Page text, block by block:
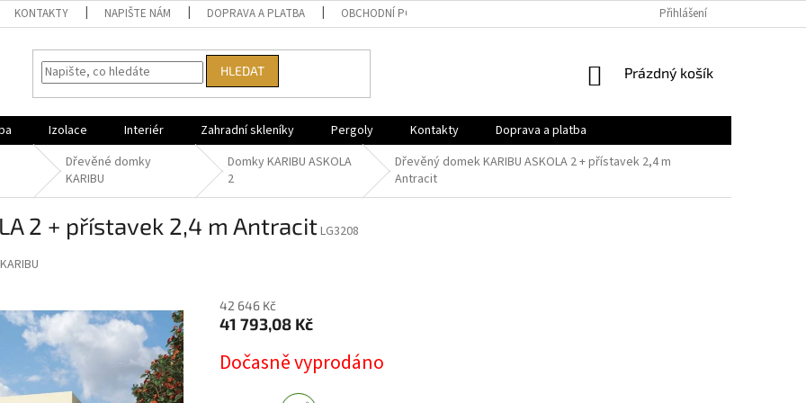
KONTAKTY NAPIŠTE NÁM DOPRAVA A PLATBA OBCHODNÍ PODMÍNKY VRÁCENÍ ZBOŽÍ A
Přihlášení
HLEDAT
NÁKUPNÍ
Prázdný košík
Izolace Interiér Zahradní skleníky Pergoly Kontakty Doprava a platba
Dřevěné domky
KARIBU
Domky KARIBU ASKOLA
2
Dřevěný domek KARIBU ASKOLA 2 + přístavek 2,4 m
Antracit
2 + přístavek 2,4 m AntracitLG3208
KARIBU
42 646 Kč
41 793,08 Kč
cena:
Dočasně vyprodáno